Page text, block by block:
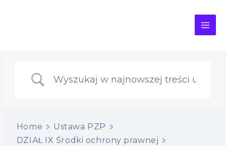
Home
Ustawa PZP
DZIAŁ IX Środki ochrony prawnej